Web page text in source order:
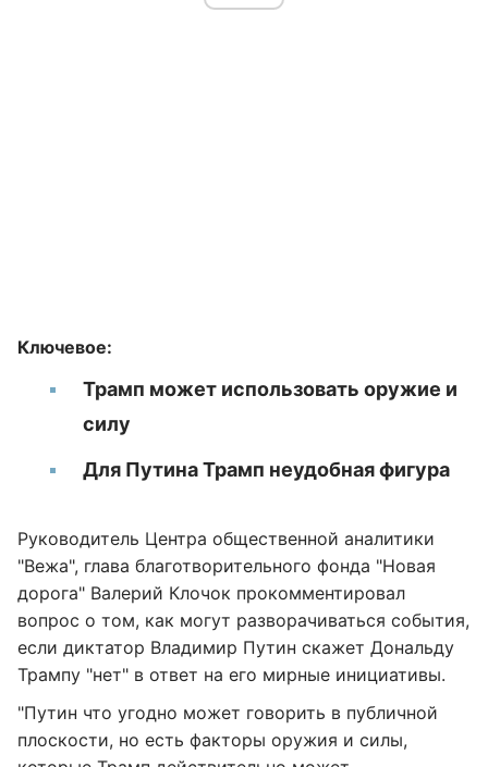
Ключевое:
Трамп может использовать оружие и
силу
Для Путина Трамп неудобная фигура
Руководитель Центра общественной аналитики
"Вежа", глава благотворительного фонда "Новая
дорога" Валерий Клочок прокомментировал
вопрос о том, как могут разворачиваться события,
если диктатор Владимир Путин скажет Дональду
Трампу "нет" в ответ на его мирные инициативы.
"Путин что угодно может говорить в публичной
плоскости, но есть факторы оружия и силы,